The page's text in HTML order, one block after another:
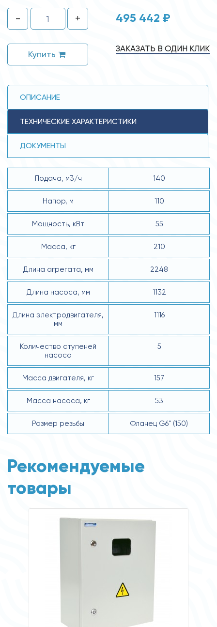
- +
Купить
495 442 ₽
ЗАКАЗАТЬ В ОДИН КЛИК
ОПИСАНИЕ
ТЕХНИЧЕСКИЕ ХАРАКТЕРИСТИКИ
ДОКУМЕНТЫ
Подача, м3/ч 140
Напор, м 110
Мощность, кВт 55
Масса, кг 210
Длина агрегата, мм 2248
Длина насоса, мм 1132
Длина электродвигателя,
мм
1116
Количество ступеней
насоса
5
Масса двигателя, кг 157
Масса насоса, кг 53
Размер резьбы Фланец G6" (150)
Рекомендуемые
товары